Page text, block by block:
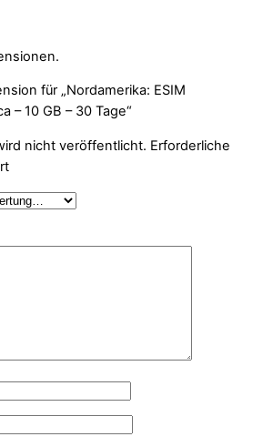
für „Nordamerika: ESIM
– 10 GB – 30 Tage“
nicht veröffentlicht. Erforderliche